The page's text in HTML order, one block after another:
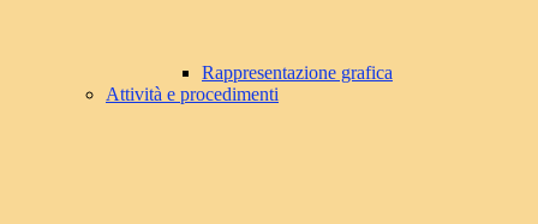
Rappresentazione grafica
Attività e procedimenti